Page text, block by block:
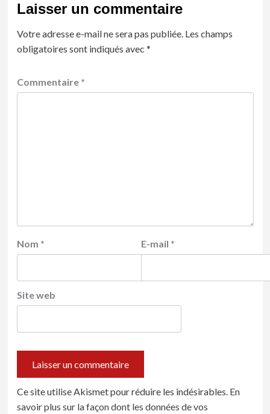
Laisser un commentaire
Votre adresse e-mail ne sera pas publiée. Les champs
obligatoires sont indiqués avec *
Commentaire *
Nom * E-mail *
Site web
Ce site utilise Akismet pour réduire les indésirables. En
savoir plus sur la façon dont les données de vos